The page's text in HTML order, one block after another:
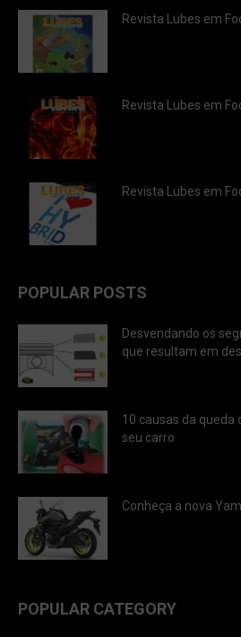
Revista Lubes em
Revista Lubes em
Revista Lubes em
POPULAR POSTS
Desvendando os
que resultam em
10 causas da queda
seu carro
Conheça a nova
POPULAR CATEGORY